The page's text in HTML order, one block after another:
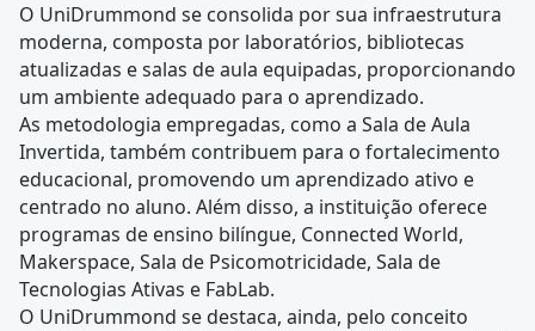
O UniDrummond se consolida por sua infraestrutura
moderna, composta por laboratórios, bibliotecas
atualizadas e salas de aula equipadas, proporcionando
um ambiente adequado para o aprendizado.
As metodologia empregadas, como a Sala de Aula
Invertida, também contribuem para o fortalecimento
educacional, promovendo um aprendizado ativo e
centrado no aluno. Além disso, a instituição oferece
programas de ensino bilíngue, Connected World,
Makerspace, Sala de Psicomotricidade, Sala de
Tecnologias Ativas e FabLab.
O UniDrummond se destaca, ainda, pelo conceito